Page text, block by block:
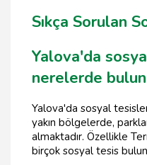
Sıkça Sorulan
Yalova'da
nerelerde
Yalova'da sosyal
yakın bölgelerde,
almaktadır. Özellikle
birçok sosyal tesis